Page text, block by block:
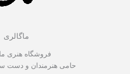
ماگالری
فروشگاه هنری
حامی هنرمندان و دست سازه